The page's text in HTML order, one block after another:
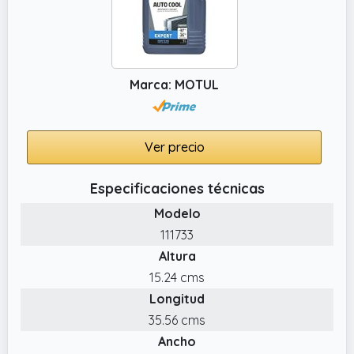
Marca: MOTUL
Ver precio
Especificaciones técnicas
Modelo
111733
Altura
15.24 cms
Longitud
35.56 cms
Ancho